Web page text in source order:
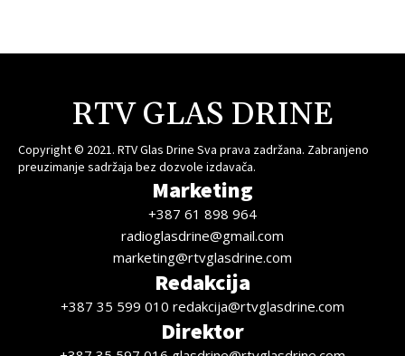
RTV GLAS DRINE
Copyright © 2021. RTV Glas Drine Sva prava zadržana. Zabranjeno
preuzimanje sadržaja bez dozvole izdavača.
Marketing
+387 61 898 964
radioglasdrine@gmail.com
marketing@rtvglasdrine.com
Redakcija
+387 35 599 010 redakcija@rtvglasdrine.com
Direktor